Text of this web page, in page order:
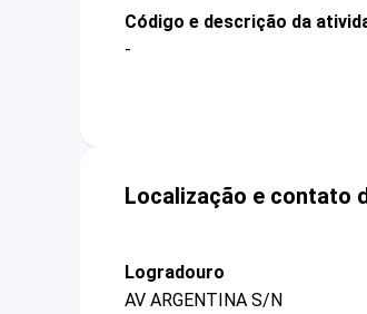
Código e descrição da
-
Localização e contato
Logradouro
AV ARGENTINA S/N